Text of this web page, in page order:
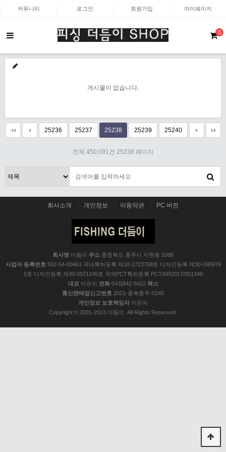
커뮤니티 로그인 회원가입 마이페이지
0
게시물이 없습니다.
25236 25237 25238 25239 25240
전체 450,091건 25238 페이지
회사소개 개인정보 이용약관 PC 버전
회사명 더듬이 주소 충청북도 충주시 지현동 1088
사업자 등록번호 562-54-00461 국내특허등록 제10-1723768호 디자인등록 제30-095979
5호 디자인등록 제30-0971245호 국제PCT특허등록 PCT/KR2017/001348
대표 이은지 전화043)842-5422 팩스
통신판매업신고번호 2021-충북충주-0240
개인정보 보호책임자 이은지
Copyright © 2001-2013 더듬이. All Rights Reserved.